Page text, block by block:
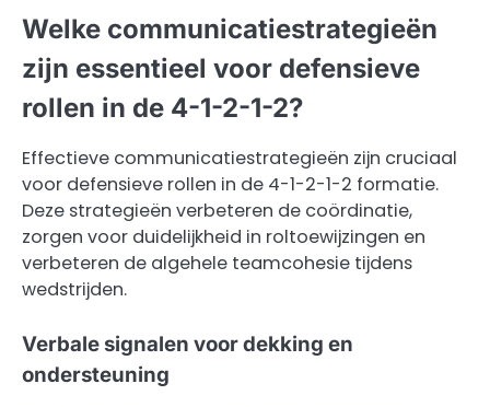
Welke communicatiestrategieën
zijn essentieel voor defensieve
rollen in de 4-1-2-1-2?
Effectieve communicatiestrategieën zijn cruciaal
voor defensieve rollen in de 4-1-2-1-2 formatie.
Deze strategieën verbeteren de coördinatie,
zorgen voor duidelijkheid in roltoewijzingen en
verbeteren de algehele teamcohesie tijdens
wedstrijden.
Verbale signalen voor dekking en
ondersteuning